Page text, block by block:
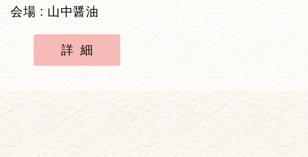
会場 : 山中醤油
詳細